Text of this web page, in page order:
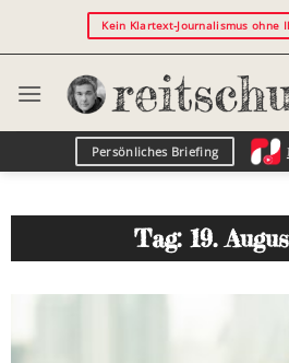
Kein Klartext-Journalismus ohne
Persönliches Briefing
Tag: 19.